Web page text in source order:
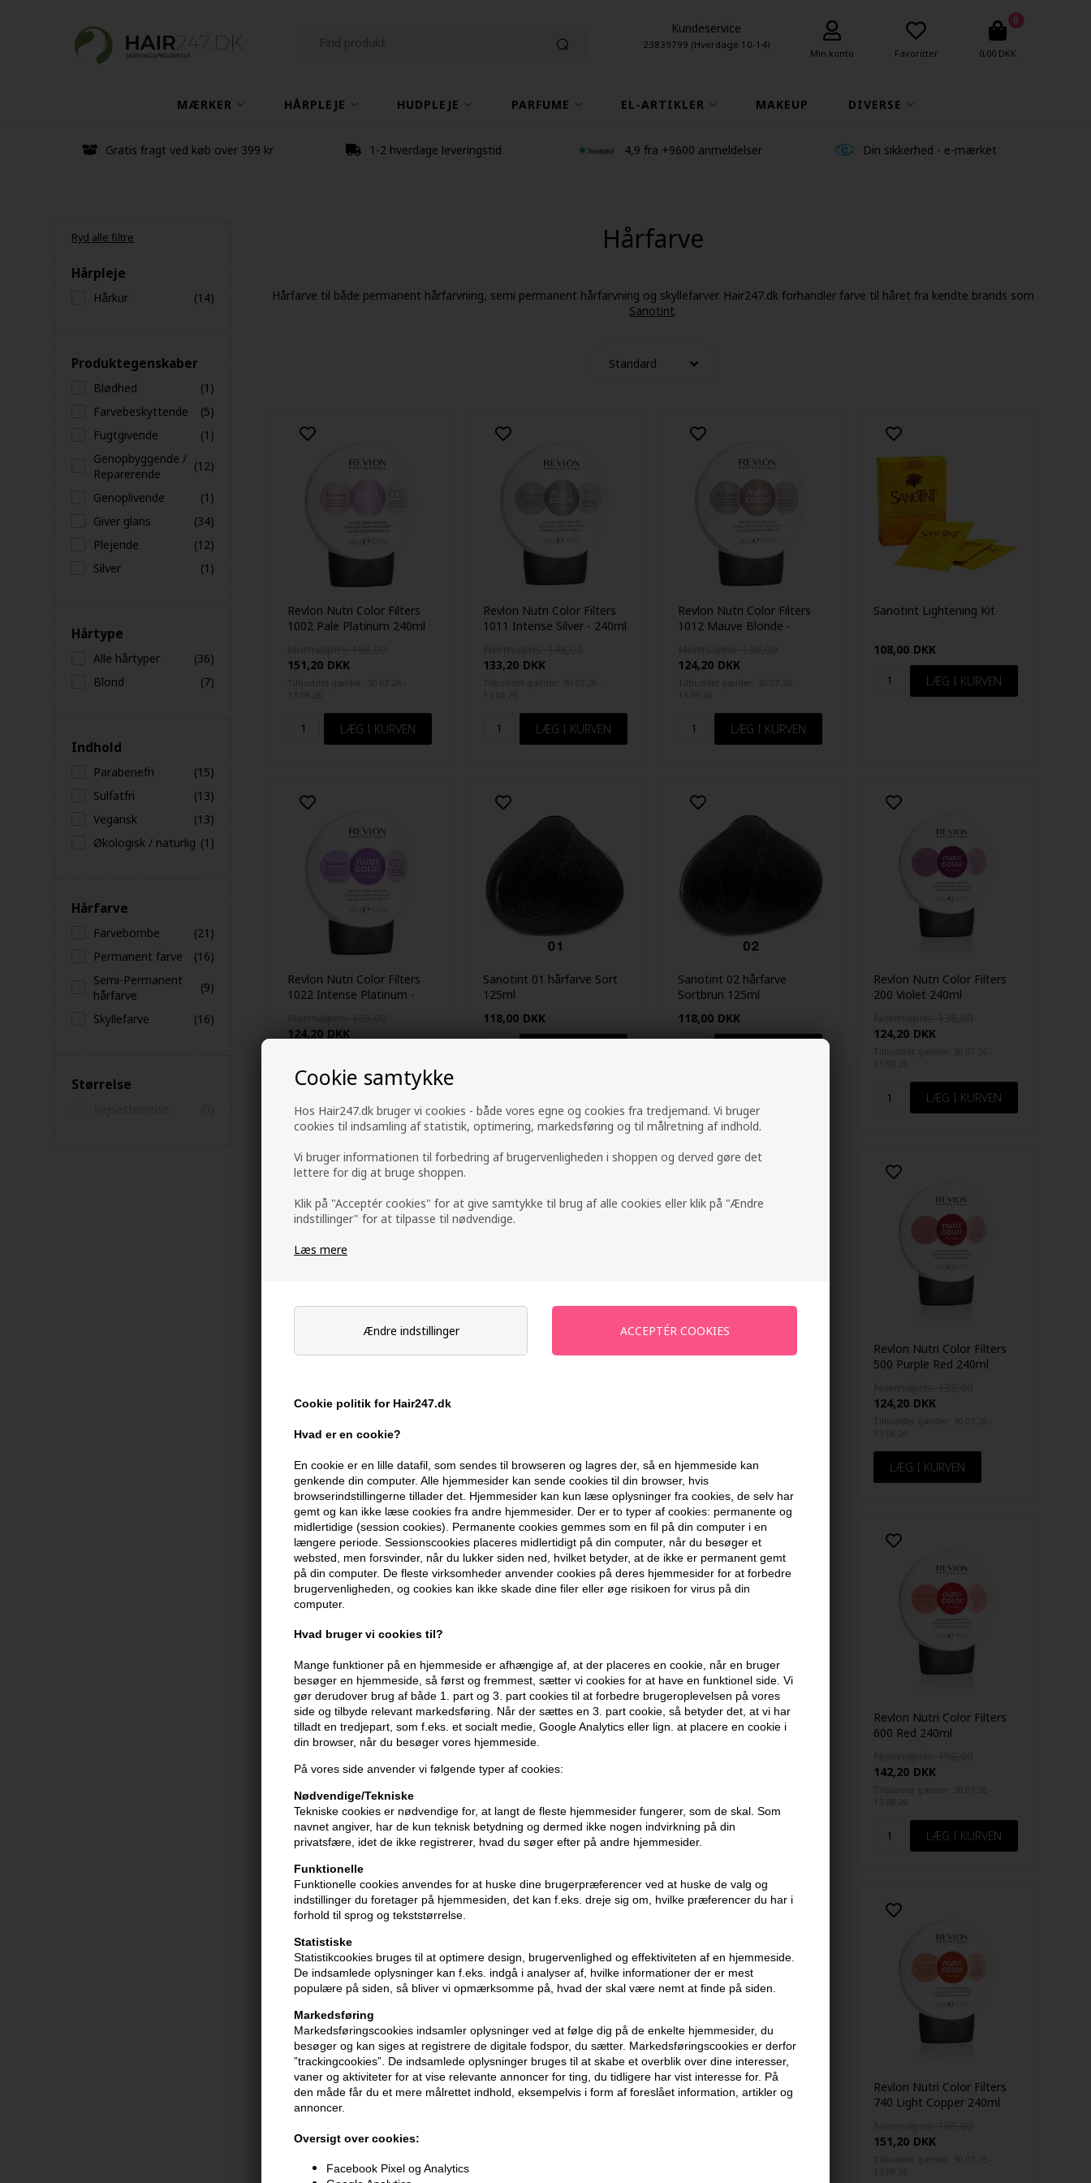
Cookie samtykke
Hos Hair247.dk bruger vi cookies - både vores egne og cookies fra tredjemand. Vi bruger
cookies til indsamling af statistik, optimering, markedsføring og til målretning af indhold.
Vi bruger informationen til forbedring af brugervenligheden i shoppen og derved gøre det
lettere for dig at bruge shoppen.
Klik på "Acceptér cookies" for at give samtykke til brug af alle cookies eller klik på "Ændre
indstillinger" for at tilpasse til nødvendige.
Læs mere
Ændre indstillinger
Cookie politik for Hair247.dk
Hvad er en cookie?
En cookie er en lille datafil, som sendes til browseren og lagres der, så en hjemmeside kan
genkende din computer. Alle hjemmesider kan sende cookies til din browser, hvis
browserindstillingerne tillader det. Hjemmesider kan kun læse oplysninger fra cookies, de selv har
gemt og kan ikke læse cookies fra andre hjemmesider. Der er to typer af cookies: permanente og
midlertidige (session cookies). Permanente cookies gemmes som en fil på din computer i en
længere periode. Sessionscookies placeres midlertidigt på din computer, når du besøger et
websted, men forsvinder, når du lukker siden ned, hvilket betyder, at de ikke er permanent gemt
på din computer. De fleste virksomheder anvender cookies på deres hjemmesider for at forbedre
brugervenligheden, og cookies kan ikke skade dine filer eller øge risikoen for virus på din
computer.
Hvad bruger vi cookies til?
Mange funktioner på en hjemmeside er afhængige af, at der placeres en cookie, når en bruger
besøger en hjemmeside, så først og fremmest, sætter vi cookies for at have en funktionel side. Vi
gør derudover brug af både 1. part og 3. part cookies til at forbedre brugeroplevelsen på vores
side og tilbyde relevant markedsføring. Når der sættes en 3. part cookie, så betyder det, at vi har
tilladt en tredjepart, som f.eks. et socialt medie, Google Analytics eller lign. at placere en cookie i
din browser, når du besøger vores hjemmeside.
På vores side anvender vi følgende typer af cookies:
Nødvendige/Tekniske
Tekniske cookies er nødvendige for, at langt de fleste hjemmesider fungerer, som de skal. Som
navnet angiver, har de kun teknisk betydning og dermed ikke nogen indvirkning på din
privatsfære, idet de ikke registrerer, hvad du søger efter på andre hjemmesider.
Funktionelle
Funktionelle cookies anvendes for at huske dine brugerpræferencer ved at huske de valg og
indstillinger du foretager på hjemmesiden, det kan f.eks. dreje sig om, hvilke præferencer du har i
forhold til sprog og tekststørrelse.
Statistiske
Statistikcookies bruges til at optimere design, brugervenlighed og effektiviteten af en hjemmeside.
De indsamlede oplysninger kan f.eks. indgå i analyser af, hvilke informationer der er mest
populære på siden, så bliver vi opmærksomme på, hvad der skal være nemt at finde på siden.
Markedsføring
Markedsføringscookies indsamler oplysninger ved at følge dig på de enkelte hjemmesider, du
besøger og kan siges at registrere de digitale fodspor, du sætter. Markedsføringscookies er derfor
”trackingcookies”. De indsamlede oplysninger bruges til at skabe et overblik over dine interesser,
vaner og aktiviteter for at vise relevante annoncer for ting, du tidligere har vist interesse for. På
den måde får du et mere målrettet indhold, eksempelvis i form af foreslået information, artikler og
annoncer.
Oversigt over cookies:
Facebook Pixel og Analytics
Kundeservice
23839799 (Hverdage 10-14)
Min konto Favoritter
0
0,00 DKK
MÆRKER HÅRPLEJE HUDPLEJE PARFUME EL-ARTIKLER MAKEUP DIVERSE
Gratis fragt ved køb over 399 kr 1-2 hverdage leveringstid 4,9 fra +9600 anmeldelser Din sikkerhed - e-mærket
Ryd alle filtre
Hårpleje
Hårkur (14)
Produktegenskaber
Blødhed
(1)
Farvebeskyttende
(5)
Fugtgivende
(1)
Genopbyggende /
Reparerende
(12)
Genoplivende
(1)
Giver glans
(34)
Plejende
(12)
Silver
(1)
Hårtype
Alle hårtyper
(36)
Blond
(7)
Indhold
Parabenefri
(15)
Sulfatfri
(13)
Vegansk
(13)
Økologisk / naturlig (1)
Hårfarve
Farvebombe
(21)
Permanent farve
(16)
Semi-Permanent
hårfarve
(9)
Skyllefarve (16)
Størrelse
Hårfarve
Hårfarve til både permanent hårfarvning, semi permanent hårfarvning og skyllefarver. Hair247.dk forhandler farve til håret fra kendte brands som
Sanotint.
Revlon Nutri Color Filters
1002 Pale Platinum 240ml
151,20 DKK
Revlon Nutri Color Filters
1011 Intense Silver - 240ml
133,20 DKK
Revlon Nutri Color Filters
1012 Mauve Blonde -
124,20 DKK
Sanotint Lightening Kit
108,00 DKK
Revlon Nutri Color Filters
1022 Intense Platinum -
124,20 DKK
Sanotint 01 hårfarve Sort
125ml
118,00 DKK
Sanotint 02 hårfarve
Sortbrun 125ml
118,00 DKK
Revlon Nutri Color Filters
200 Violet 240ml
124,20 DKK
Revlon Nutri Color Filters
Sanotint 04 hårfarve Lys
Revlon Nutri Color Filters
500 Purple Red 240ml
124,20 DKK
Sanotint 05 hårfarve
Gylden brun/kastanje
125ml
Revlon Nutri Color Filters
524 Coppery Pearl Brown
240ml
Sanotint 06 hårfarve Mørk
brun/mørk kastanje 125ml
Revlon Nutri Color Filters
600 Red 240ml
142,20 DKK
Sanotint 07 hårfarve Aske
Revlon Nutri Color Filters
642 Chestnut 240ml
Sanotint 08 - Mahogni
hårfarve - 125ml
Revlon Nutri Color Filters
740 Light Copper 240ml
151,20 DKK